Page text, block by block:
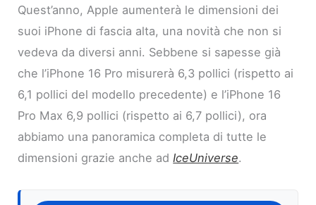
Quest’anno, Apple aumenterà le dimensioni dei
suoi iPhone di fascia alta, una novità che non si
vedeva da diversi anni. Sebbene si sapesse già
che l’iPhone 16 Pro misurerà 6,3 pollici (rispetto ai
6,1 pollici del modello precedente) e l’iPhone 16
Pro Max 6,9 pollici (rispetto ai 6,7 pollici), ora
abbiamo una panoramica completa di tutte le
dimensioni grazie anche ad IceUniverse.